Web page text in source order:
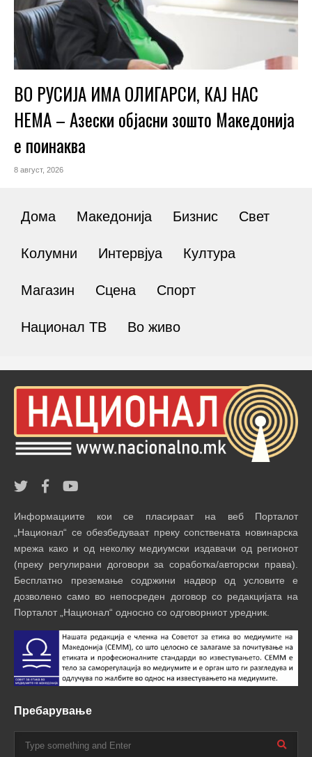
ВО РУСИЈА ИМА ОЛИГАРСИ, КАЈ НАС
НЕМА – Азески објасни зошто Македонија
е поинаква
8 август, 2026
Дома Македонија Бизнис Свет
Колумни Интервјуа Култура
Магазин Сцена Спорт
Национал ТВ Во живо
Информациите кои се пласираат на веб Порталот
„Национал“ се обезбедуваат преку сопствената новинарска
мрежа како и од неколку медиумски издавачи од регионот
(преку регулирани договори за соработка/авторски права).
Бесплатно преземање содржини надвор од условите е
дозволено само во непосреден договор со редакцијата на
Порталот „Национал“ односно со одговорниот уредник.
Пребарување